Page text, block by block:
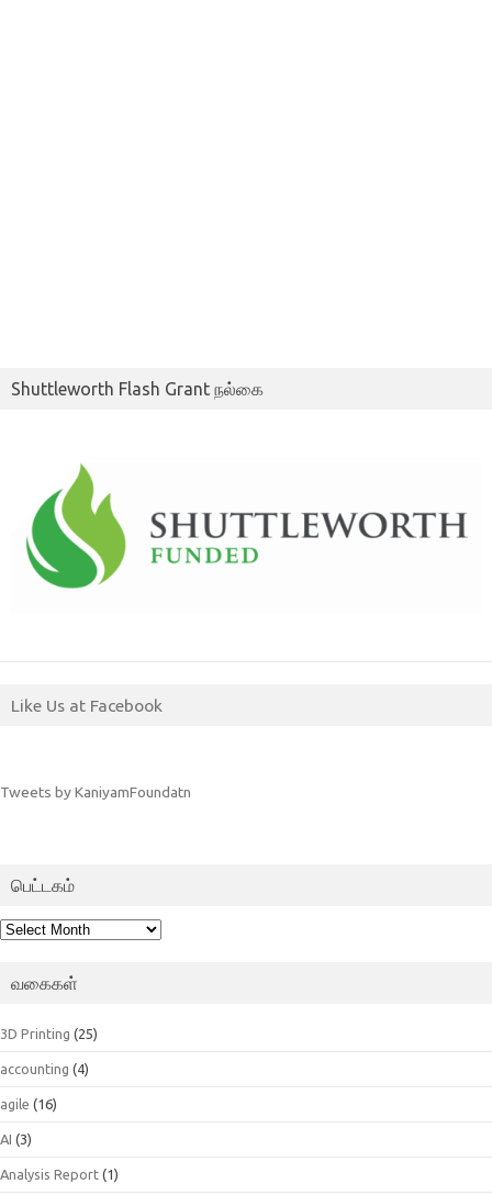
Shuttleworth Flash Grant நல்கை
Like Us at Facebook
Tweets by KaniyamFoundatn
பெட்டகம்
பெட்டகம்
வகைகள்
3D Printing (25)
accounting (4)
agile (16)
AI (3)
Analysis Report (1)